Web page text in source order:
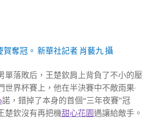
賀奪冠。 新華社記者 肖藝九 攝
單落敗后，王楚欽肩上背負了不小的壓
世界杯賽上，他在半決賽中不敵雨果·
諾，錯掉了本身的首個“三年夜賽”冠
楚欽沒有再把機甜心花園遇讓給敵手。